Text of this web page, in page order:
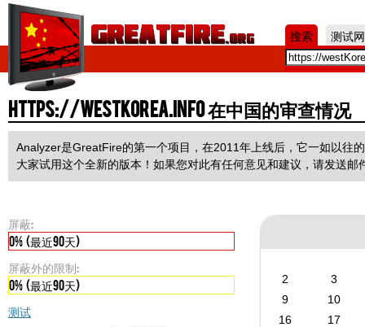
搜索 测试
https://westKorea.info 在中国的审查情况
Analyzer是GreatFire的第一个项目，在2011年上线后，它一如以往
大家试用这个全新的版本！如果您对此有任何意见和建议，请发送邮
2
3
9
10
16
17
屏蔽:
0% (最近90天)
屏蔽外的限制:
0% (最近90天)
测试